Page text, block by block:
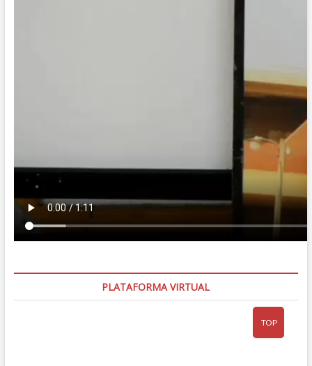
PLATAFORMA VIRTUAL
TOP